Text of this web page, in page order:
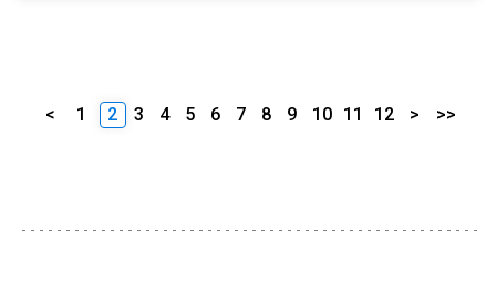
< 1 2 3 4 5 6 7 8 9 10 11 12 > >>